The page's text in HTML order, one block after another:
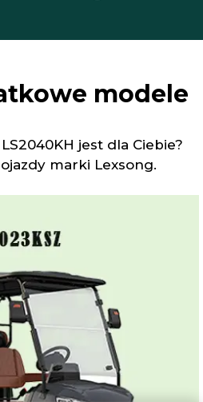
modele
jest dla Ciebie?
marki Lexsong.